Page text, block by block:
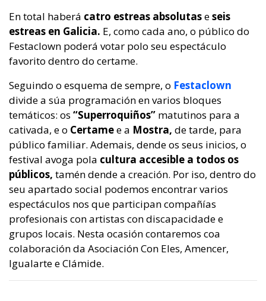
En total haberá catro estreas absolutaseseis
estreas en Galicia. E, como cada ano, o público do
Festaclown poderá votar polo seu espectáculo
favorito dentro do certame.
Seguindo o esquema de sempre, o Festaclown
divide a súa programación en varios bloques
temáticos: os “Superroquiños” matutinos para a
cativada, e o Certamee a Mostra, de tarde, para
público familiar. Ademais, dende os seus inicios, o
festival avoga pola cultura accesible a todos os
públicos, tamén dende a creación. Por iso, dentro do
seu apartado social podemos encontrar varios
espectáculos nos que participan compañías
profesionais con artistas con discapacidade e
grupos locais. Nesta ocasión contaremos coa
colaboración da Asociación Con Eles, Amencer,
Igualarte e Clámide.